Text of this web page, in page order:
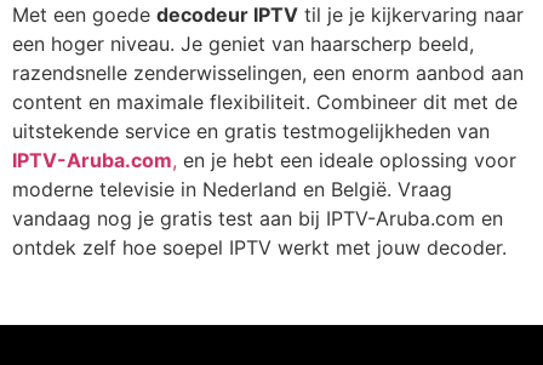
Met een goede decodeur IPTV til je je kijkervaring naar
een hoger niveau. Je geniet van haarscherp beeld,
razendsnelle zenderwisselingen, een enorm aanbod aan
content en maximale flexibiliteit. Combineer dit met de
uitstekende service en gratis testmogelijkheden van
IPTV-Aruba.com, en je hebt een ideale oplossing voor
moderne televisie in Nederland en België. Vraag
vandaag nog je gratis test aan bij IPTV-Aruba.com en
ontdek zelf hoe soepel IPTV werkt met jouw decoder.